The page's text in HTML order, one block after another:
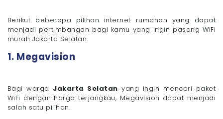
Berikut beberapa pilihan internet rumahan yang dapat
menjadi pertimbangan bagi kamu yang ingin pasang WiFi
murah Jakarta Selatan.
1. Megavision
Bagi warga Jakarta Selatan yang ingin mencari paket
WiFi dengan harga terjangkau, Megavision dapat menjadi
salah satu pilihan.